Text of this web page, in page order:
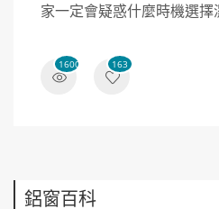
家一定會疑惑什麼時機選擇
16002 163
鋁窗百科